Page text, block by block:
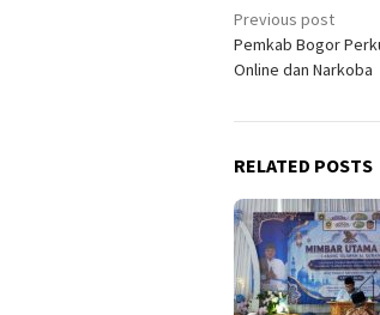
Post
Previous post
Pemkab Bogor
Online dan Narkoba
RELATED POSTS